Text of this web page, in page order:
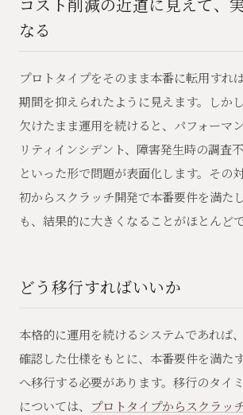
なる
プロトタイプをそのまま本番に転用すれ
期間を抑えられたように見えます。しか
欠けたまま運用を続けると、パフォーマ
リティインシデント、障害発生時の調査
といった形で問題が表面化します。その
初からスクラッチ開発で本番要件を満た
も、結果的に大きくなることがほとんどで
どう移行すればいいか
本格的に運用を続けるシステムであれば
確認した仕様をもとに、本番要件を満た
へ移行する必要があります。移行のタイ
については、 プロトタイプからスクラッ